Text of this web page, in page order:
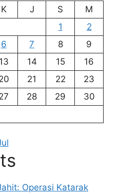
K J S
M
1
2
6 7 8
9
13 14 15
16
21 22
23
28 29
30
Operasi Katarak